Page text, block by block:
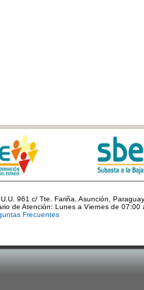
961 c/ Tte. Fariña. Asunción,
de Atención: Lunes a Viernes de 07:00
Frecuentes